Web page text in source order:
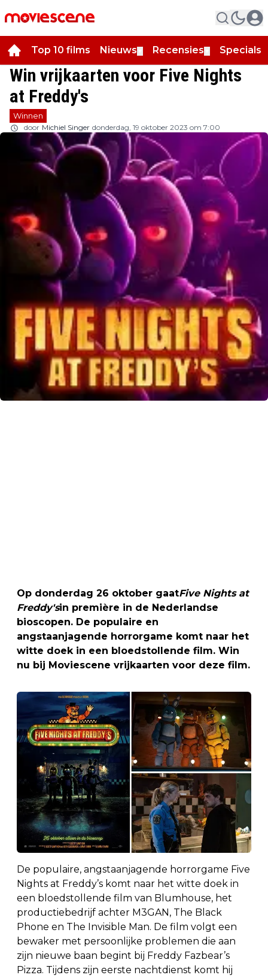
Top 10 films Nieuws Recensies Specials
Win vrijkaarten voor Five Nights
at Freddy's
Winnen
door Michiel Singer donderdag, 19 oktober 2023 om 7:00
Op donderdag 26 oktober gaatFive Nights at
Freddy'sin première in de Nederlandse
bioscopen. De populaire en
angstaanjagende horrorgame komt naar het
witte doek in een bloedstollende film. Win
nu bij Moviescene vrijkaarten voor deze film.
De populaire, angstaanjagende horrorgame Five
Nights at Freddy’s komt naar het witte doek in
een bloedstollende film van Blumhouse, het
productiebedrijf achter M3GAN, The Black
Phone en The Invisible Man. De film volgt een
bewaker met persoonlijke problemen die aan
zijn nieuwe baan begint bij Freddy Fazbear’s
Pizza. Tijdens zijn eerste nachtdienst komt hij